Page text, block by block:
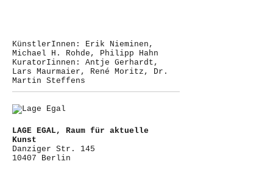
KünstlerInnen: Erik Nieminen,
Michael H. Rohde, Philipp Hahn
KuratorIinnen: Antje Gerhardt,
Lars Maurmaier, René Moritz, Dr.
Martin Steffens
LAGE EGAL, Raum für aktuelle
Kunst
Danziger Str. 145
10407 Berlin